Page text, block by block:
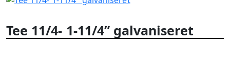
Tee 11/4- 1-11/4” galvaniseret